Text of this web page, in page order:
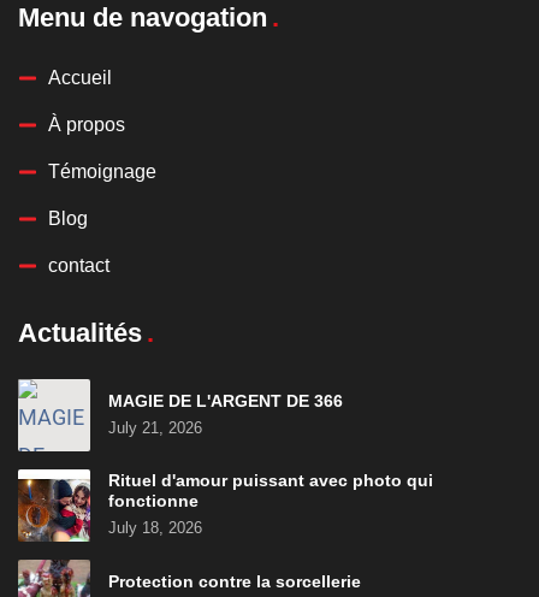
Menu de navogation
Accueil
À propos
Témoignage
Blog
contact
Actualités
MAGIE DE L'ARGENT DE 366
July 21, 2026
Rituel d'amour puissant avec photo qui
fonctionne
July 18, 2026
Protection contre la sorcellerie